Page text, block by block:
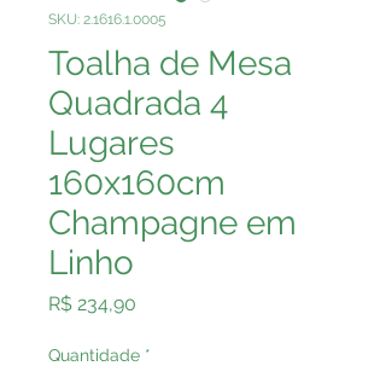
SKU: 2.1616.1.0005
Toalha de Mesa
Quadrada 4
Lugares
160x160cm
Champagne em
Linho
R$ 234,90
Quantidade *